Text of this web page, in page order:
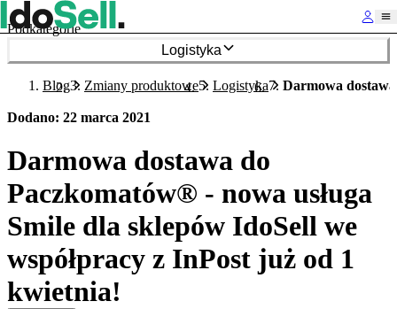
Podkategorie
Logistyka
Blog Zmiany produktowe Logistyka Darmowa
Dodano: 22 marca 2021
Darmowa dostawa do
Paczkomatów® - nowa usługa
Smile dla sklepów IdoSell we
współpracy z InPost już od 1
kwietnia!